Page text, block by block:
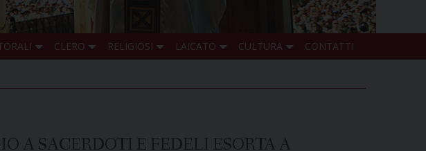
CLERO RELIGIOSI LAICATO CULTURA CONTATTI
A SACERDOTI E FEDELI ESORTA A